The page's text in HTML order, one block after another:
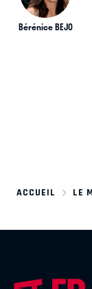
Bérénice BEJO
ACCUEIL LE